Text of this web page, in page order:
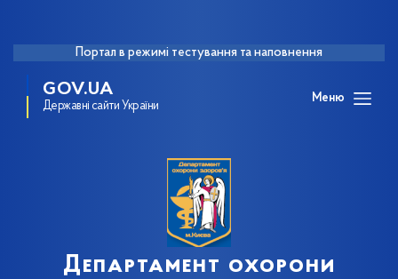
Портал в режимі тестування та наповнення
GOV.UA
Державні сайти України
Меню
Департамент охорони